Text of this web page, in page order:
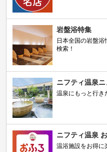
岩盤浴特集
日本全国の岩盤
検索！
ニフティ温泉ニ
温泉にもっと行き
ニフティ温泉
温浴施設をお得に